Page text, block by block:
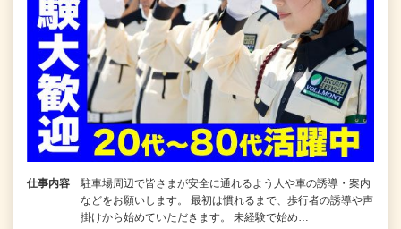
仕事内容
駐車場周辺で皆さまが安全に通れるよう人や車の誘導・案内
などをお願いします。 最初は慣れるまで、歩行者の誘導や声
掛けから始めていただきます。 未経験で始め…